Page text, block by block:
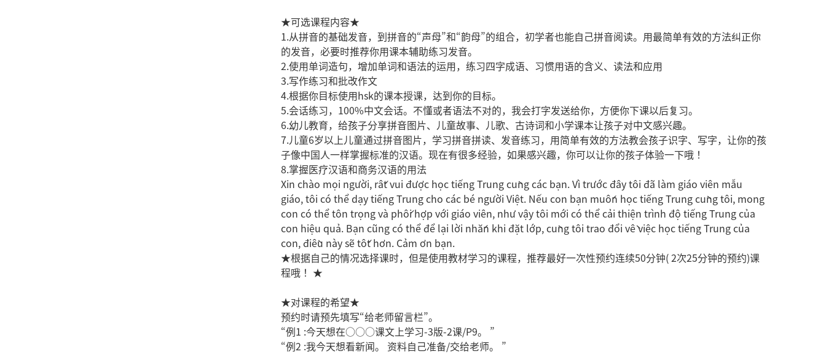
★可选课程内容★
1.从拼音的基础发音，到拼音的“声母”和“韵母”的组合，初学者也能自己拼音阅读。用最简单有效的方法纠正你
的发音，必要时推荐你用课本辅助练习发音。
2.使用单词造句，增加单词和语法的运用，练习四字成语、习惯用语的含义、读法和应用
3.写作练习和批改作文
4.根据你目标使用hsk的课本授课，达到你的目标。
5.会话练习，100%中文会话。不懂或者语法不对的，我会打字发送给你，方便你下课以后复习。
6.幼儿教育，给孩子分享拼音图片、儿童故事、儿歌、古诗词和小学课本让孩子对中文感兴趣。
7.儿童6岁以上儿童通过拼音图片，学习拼音拼读、发音练习，用简单有效的方法教会孩子识字、写字，让你的孩
子像中国人一样掌握标准的汉语。现在有很多经验，如果感兴趣，你可以让你的孩子体验一下哦！
8.掌握医疗汉语和商务汉语的用法
Xin chào mọi người, rất vui được học tiếng Trung cùng các bạn. Vì trước đây tôi đã làm giáo viên mẫu
giáo, tôi có thể dạy tiếng Trung cho các bé người Việt. Nếu con bạn muốn học tiếng Trung cùng tôi, mong
con có thể tôn trọng và phối hợp với giáo viên, như vậy tôi mới có thể cải thiện trình độ tiếng Trung của
con hiệu quả. Bạn cũng có thể để lại lời nhắn khi đặt lớp, cùng tôi trao đổi về việc học tiếng Trung của
con, điều này sẽ tốt hơn. Cảm ơn bạn.
★根据自己的情况选择课时，但是使用教材学习的课程，推荐最好一次性预约连续50分钟( 2次25分钟的预约)课
程哦！ ★
★对课程的希望★
预约时请预先填写“给老师留言栏”。
“例1 :今天想在○○○课文上学习-3版-2课/P9。 ”
“例2 :我今天想看新闻。 资料自己准备/交给老师。 ”